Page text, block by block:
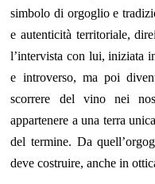
simbolo di orgoglio e
e autenticità territoriale,
l’intervista con lui, iniziata
e introverso, ma poi
scorrere del vino nei
appartenere a una terra
del termine. Da
deve costruire, anche in